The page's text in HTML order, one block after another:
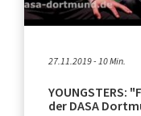
27.11.2019 - 10 Min.
YOUNGSTERS:
der DASA